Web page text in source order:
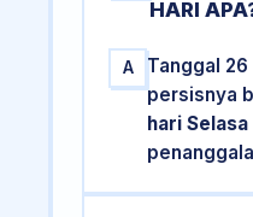
HARI
A
Tanggal 26
persisnya
hari Selasa